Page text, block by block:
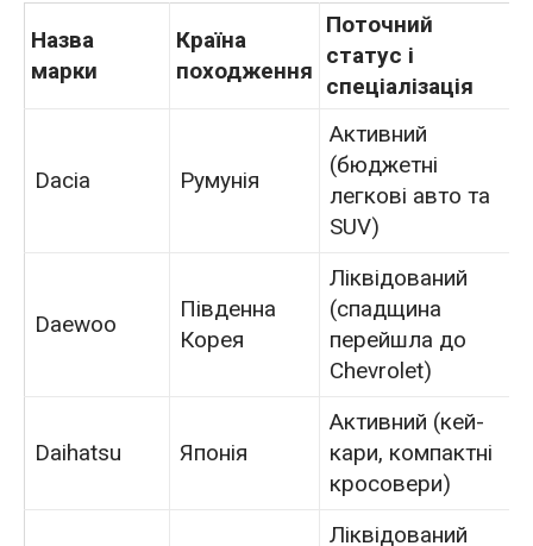
Назва
марки
Країна
походження
Поточний
статус і
спеціалізація
Dacia Румунія
Активний
(бюджетні
легкові авто та
SUV)
Daewoo
Південна
Корея
Ліквідований
(спадщина
перейшла до
Chevrolet)
Daihatsu Японія
Активний (кей-
кари, компактні
кросовери)
Ліквідований